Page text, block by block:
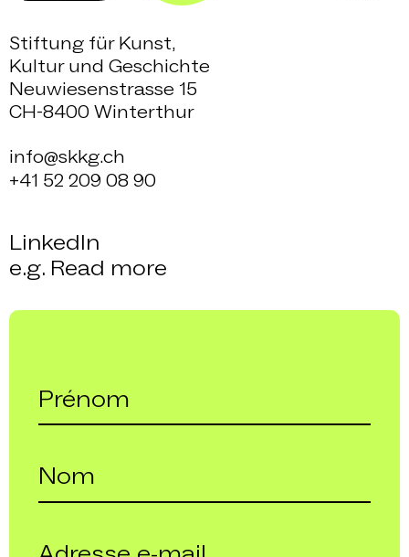
Stiftung für Kunst,
Kultur und Geschichte
Neuwiesenstrasse 15
CH-8400 Winterthur
info@skkg.ch
+41 52 209 08 90
LinkedIn
e.g. Read more